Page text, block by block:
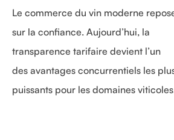
Le commerce du vin moderne
sur la confiance. Aujourd’hui, la
transparence tarifaire devient l’un
des avantages concurrentiels les
puissants pour les domaines